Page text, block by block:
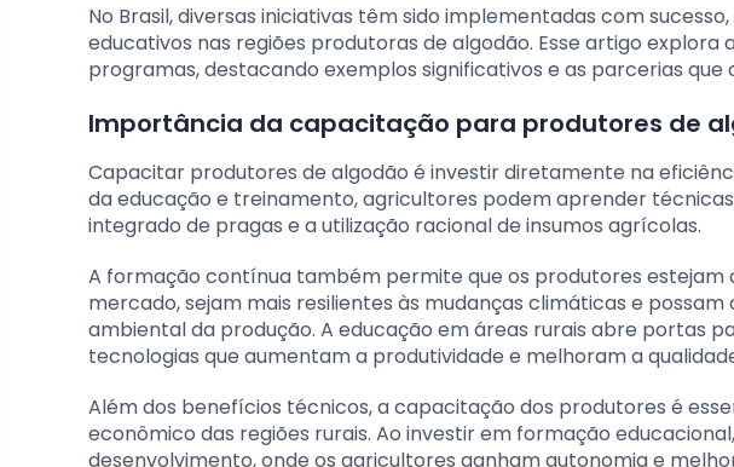
No Brasil, diversas iniciativas têm sido implementadas com
educativos nas regiões produtoras de algodão. Esse artigo explora
programas, destacando exemplos significativos e as parcerias que
Importância da capacitação para produtores de
Capacitar produtores de algodão é investir diretamente na
da educação e treinamento, agricultores podem aprender
integrado de pragas e a utilização racional de insumos agrícolas.
A formação contínua também permite que os produtores estejam
mercado, sejam mais resilientes às mudanças climáticas e
ambiental da produção. A educação em áreas rurais abre portas
tecnologias que aumentam a produtividade e melhoram a
Além dos benefícios técnicos, a capacitação dos produtores é
econômico das regiões rurais. Ao investir em formação
desenvolvimento, onde os agricultores ganham autonomia e